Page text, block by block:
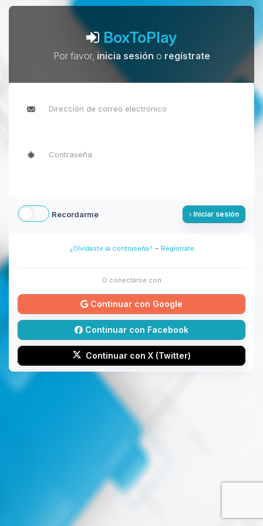
BoxToPlay
Por favor, inicia sesión o regístrate
Recordarme Iniciar sesión
¿Olvidaste la contraseña? - Regístrate
O conectarse con
Continuar con Google
Continuar con Facebook
Continuar con X (Twitter)